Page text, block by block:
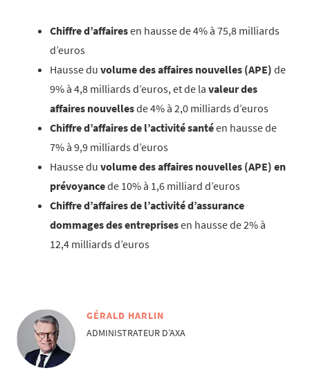
Chiffre d’affairesen hausse de 4% à 75,8 milliards
d’euros
Haussedu volume des affaires nouvelles (APE) de
9% à 4,8 milliards d’euros, et de la valeur des
affaires nouvellesde 4% à 2,0 milliards d’euros
Chiffre d’affaires de l’activité santéen hausse de
7% à 9,9 milliards d’euros
Hausse du volume des affaires nouvelles (APE) en
prévoyancede 10% à 1,6 milliard d’euros
Chiffre d’affaires de l’activité d’assurance
dommages des entreprisesen hausse de 2% à
12,4 milliards d’euros
GÉRALD HARLIN
ADMINISTRATEUR D’AXA